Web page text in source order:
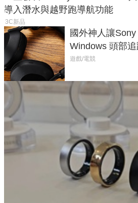
導入潛水與越野跑導航功能
3C新品
國外神人讓
Windows 頭部
飛行超有感
遊戲/電競